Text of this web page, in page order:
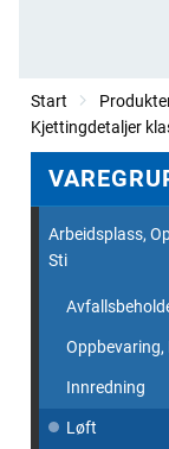
Start
Kjettingdetaljer
Arbeidsplass,
Sti
Innredning
Løft